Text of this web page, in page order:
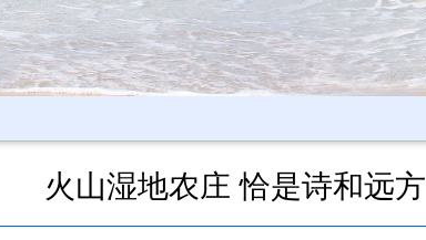
火山湿地农庄 恰是诗和远方